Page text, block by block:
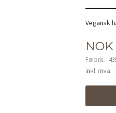
Vegansk
NOK
Førpris:
Rabatt
inkl. mva.